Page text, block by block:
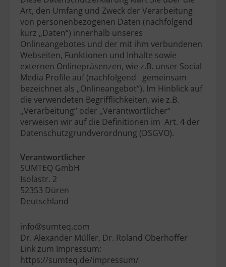
Art, den Umfang und Zweck der Verarbeitung
von personenbezogenen Daten (nachfolgend
kurz „Daten“) innerhalb unseres
Onlineangebotes und der mit ihm verbundenen
Webseiten, Funktionen und Inhalte sowie
externen Onlinepräsenzen, wie z.B. unser Social
Media Profile auf (nachfolgend gemeinsam
bezeichnet als „Onlineangebot“). Im Hinblick auf
die verwendeten Begrifflichkeiten, wie z.B.
„Verarbeitung“ oder „Verantwortlicher“
verweisen wir auf die Definitionen im Art. 4 der
Datenschutzgrundverordnung (DSGVO).
Verantwortlicher
SUMTEQ GmbH
Isolastr. 2
52353 Düren
Deutschland
info@sumteq.com
Dr. Alexander Müller, Dr. Roland Oberhoffer
Link zum Impressum:
https://sumteq.de/impressum/